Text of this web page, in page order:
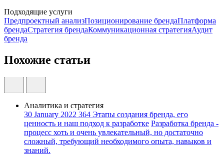
Подходящие услуги
Предпроектный анализПозиционирование брендаПлатформа
брендаСтратегия брендаКоммуникационная стратегияАудит
бренда
Похожие статьи
Аналитика и стратегия
30 January 2022 364 Этапы создания бренда, его
ценность и наш подход к разработке Разработка бренда -
процесс хоть и очень увлекательный, но достаточно
сложный, требующий необходимого опыта, навыков и
знаний.